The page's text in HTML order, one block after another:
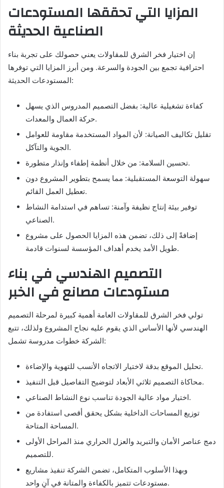
المزايا التي تحققها المستودعات
الصناعية الحديثة
إن اختيار فخر الشرق للمقاولات يعني حصولك على تجربة بناء
احترافية تجمع بين الجودة والسرعة. ومن أبرز المزايا التي توفرها
المستودعات الحديثة:
كفاءة تشغيلية عالية: بفضل التصميم المدروس الذي يسهل
حركة العمال والمعدات.
تقليل تكاليف الصيانة: لأن المواد المستخدمة مقاومة للعوامل
الجوية والتآكل.
تحسين السلامة: من خلال أنظمة إطفاء وإنذار متطورة.
سهولة التوسعة المستقبلية: مما يسمح بتطوير المشروع دون
تعطيل العمل القائم.
توفير بيئة إنتاج نظيفة وآمنة: تساهم في استدامة النشاط
الصناعي.
إضافةً إلى ذلك، تضمن هذه المزايا الحصول على مشروع
طويل الأمد يخدم أهداف المؤسسة لسنوات قادمة.
التصميم الهندسي في بناء
مستودعات مصانع في الخبر
تولي فخر الشرق للمقاولات العامة أهمية كبيرة لمرحلة التصميم
الهندسي لأنها الأساس الذي يقوم عليه نجاح المشروع ولذلك، تتبع
الشركة خطوات مدروسة تشمل:
تحليل الموقع بدقة لاختيار الاتجاه الأنسب للتهوية والإضاءة.
محاكاة التصميم ثلاثي الأبعاد لتوضيح التفاصيل قبل التنفيذ.
اختيار مواد عالية الجودة تناسب نوع النشاط الصناعي.
توزيع المساحات الداخلية بشكل يحقق أقصى استفادة من
المساحة المتاحة.
دمج عناصر الأمان والتبريد والعزل الحراري منذ المراحل الأولى
للتصميم.
وبهذا الأسلوب المتكامل، تضمن الشركة تنفيذ مشاريع
مستودعات تتميز بالكفاءة والمتانة في آنٍ واحد.